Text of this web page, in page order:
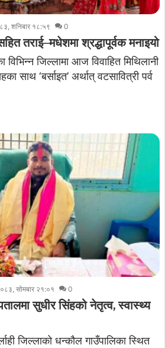
शनिबार १८:५९ 0
तराई–मधेशमा श्रद्धापूर्वक मनाइयो
विभिन्न जिल्लामा आज विवाहित मिथिलानी
साथ ‘बर्साइत’ अर्थात् वटसावित्री पर्व
सोमबार २१:०१ 0
सुधीर सिंहको नेतृत्व, स्वास्थ्य
जिल्लाको धन्कौल गाउँपालिका स्थित